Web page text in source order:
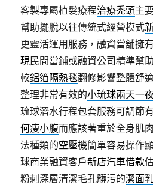
客製專屬植髮療程治療禿頭主
幫助擺脫以往傳統式經營模式
更靈活運用服務，融資當舖擁
現民間當鋪或融資公司精準幫
較鋁箔隔熱毯翻修影響整體舒
整理非常有效的小琉球兩天一
琉球潛水行程包套服務可調節
何瘦小腹而應該著重於全身肌
法種類的空壓機簡單容易操作
球商業融資客戶新店汽車借款
粉刺深層清潔毛孔髒污的潔面